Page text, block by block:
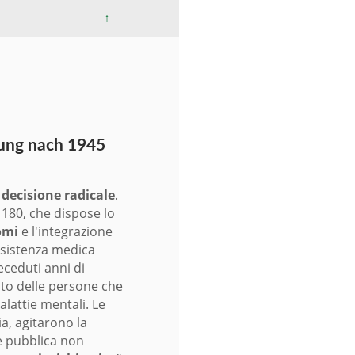
↑
nach 1945
decisione radicale.
che dispose lo
e l'integrazione
medica
anni di
delle persone che
mentali. Le
agitarono la
pubblica non